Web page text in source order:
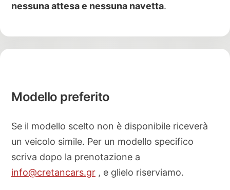
nessuna attesa e nessuna navetta.
Modello preferito
Se il modello scelto non è disponibile riceverà
un veicolo simile. Per un modello specifico
scriva dopo la prenotazione a
info@cretancars.gr , e glielo riserviamo.